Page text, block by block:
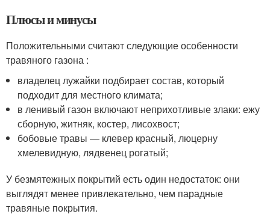
Плюсы и минусы
Положительными считают следующие особенности
травяного газона :
владелец лужайки подбирает состав, который
подходит для местного климата;
в ленивый газон включают неприхотливые злаки: ежу
сборную, житняк, костер, лисохвост;
бобовые травы — клевер красный, люцерну
хмелевидную, лядвенец рогатый;
У безмятежных покрытий есть один недостаток: они
выглядят менее привлекательно, чем парадные
травяные покрытия.